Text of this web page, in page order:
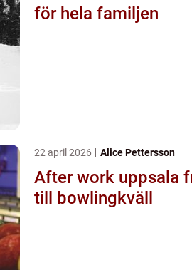
för hela familjen
22 april 2026 Alice Pettersson
After work uppsala från barhäng
till bowlingkväll